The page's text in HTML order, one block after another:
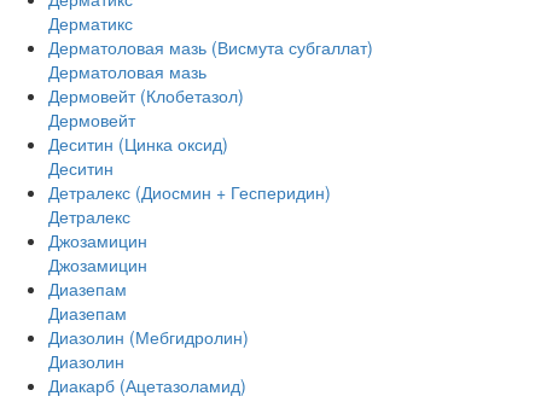
Дерматикс
Дерматоловая мазь (Висмута субгаллат)
Дерматоловая мазь
Дермовейт (Клобетазол)
Дермовейт
Деситин (Цинка оксид)
Деситин
Детралекс (Диосмин + Гесперидин)
Детралекс
Джозамицин
Джозамицин
Диазепам
Диазепам
Диазолин (Мебгидролин)
Диазолин
Диакарб (Ацетазоламид)